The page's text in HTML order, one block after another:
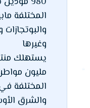
المختلفة
وغيرها
مليون
المختلفة
والشرق